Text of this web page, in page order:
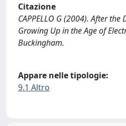
Citazione
CAPPELLO G (2004). After
Growing Up in the Age of
Buckingham.
Appare nelle tipologie:
9.1 Altro